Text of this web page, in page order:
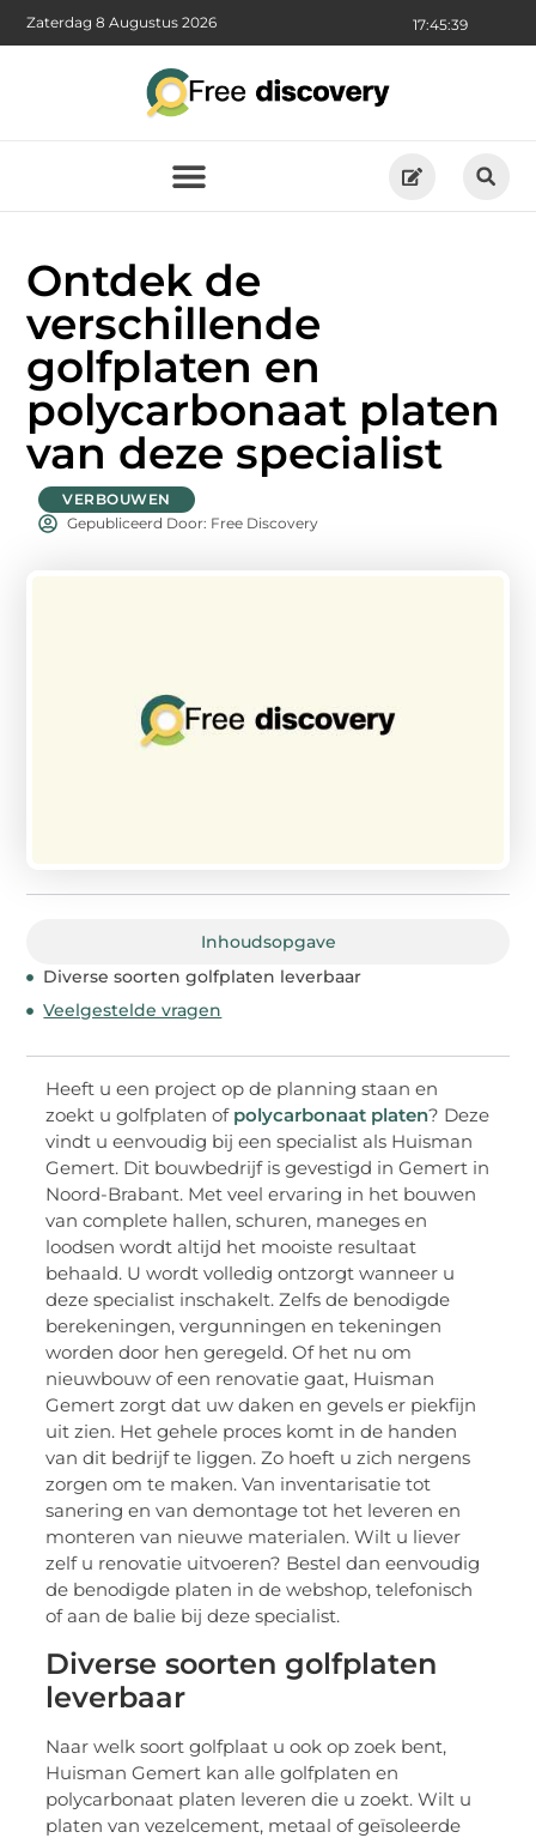
17:45:40
Zaterdag 8 Augustus 2026
Ontdek de
verschillende
golfplaten en
polycarbonaat platen
van deze specialist
VERBOUWEN
Gepubliceerd Door: Free Discovery
Inhoudsopgave
Diverse soorten golfplaten leverbaar
Veelgestelde vragen
Heeft u een project op de planning staan en
zoekt u golfplaten of polycarbonaat platen? Deze
vindt u eenvoudig bij een specialist als Huisman
Gemert. Dit bouwbedrijf is gevestigd in Gemert in
Noord-Brabant. Met veel ervaring in het bouwen
van complete hallen, schuren, maneges en
loodsen wordt altijd het mooiste resultaat
behaald. U wordt volledig ontzorgt wanneer u
deze specialist inschakelt. Zelfs de benodigde
berekeningen, vergunningen en tekeningen
worden door hen geregeld. Of het nu om
nieuwbouw of een renovatie gaat, Huisman
Gemert zorgt dat uw daken en gevels er piekfijn
uit zien. Het gehele proces komt in de handen
van dit bedrijf te liggen. Zo hoeft u zich nergens
zorgen om te maken. Van inventarisatie tot
sanering en van demontage tot het leveren en
monteren van nieuwe materialen. Wilt u liever
zelf u renovatie uitvoeren? Bestel dan eenvoudig
de benodigde platen in de webshop, telefonisch
of aan de balie bij deze specialist.
Diverse soorten golfplaten
leverbaar
Naar welk soort golfplaat u ook op zoek bent,
Huisman Gemert kan alle golfplaten en
polycarbonaat platen leveren die u zoekt. Wilt u
platen van vezelcement, metaal of geïsoleerde